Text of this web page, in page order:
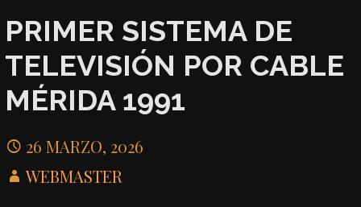
PRIMER SISTEMA DE
TELEVISIÓN POR CABLE
MÉRIDA 1991
26 MARZO, 2026
WEBMASTER